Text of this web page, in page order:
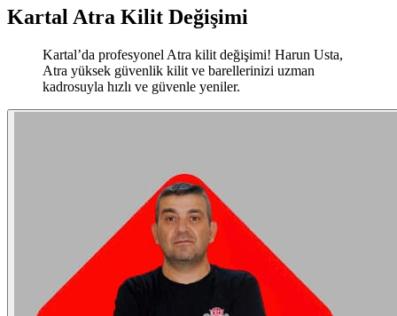
Kartal Atra Kilit Değişimi
Kartal’da profesyonel Atra kilit değişimi! Harun Usta,
Atra yüksek güvenlik kilit ve barellerinizi uzman
kadrosuyla hızlı ve güvenle yeniler.